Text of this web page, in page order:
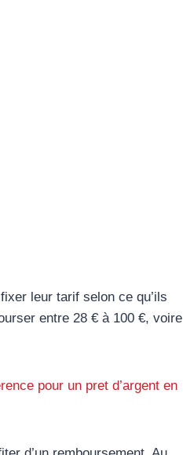
leur tarif selon ce qu’ils
entre 28 € à 100 €, voire
pour un pret d’argent en